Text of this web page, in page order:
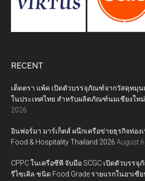
RECENT
เต็ดตรา แพ้ค เปิดตัวบรรจุภัณฑ์จากวัสดุหมุน
ในประเทศไทย สำหรับผลิตภัณฑ์นมเชียงให
2026
อินฟอร์มา มาร์เก็ตส์ ผนึกเครือข่ายธุรกิจท่อง
Food & Hospitality Thailand 2026 August
CPPC ในเครือซีพี จับมือ SCGC เปิดตัวบรร
รีไซเคิล ชนิด Food Grade รายแรกในอาเซี